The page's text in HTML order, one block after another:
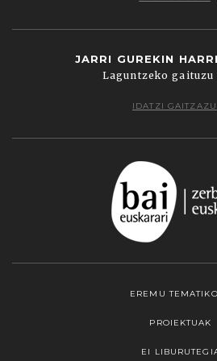
JARRI GUREKIN
Laguntzeko gaituzu
IDATZI GAITZAZU
EREMU
PROIEKTUAK
EI